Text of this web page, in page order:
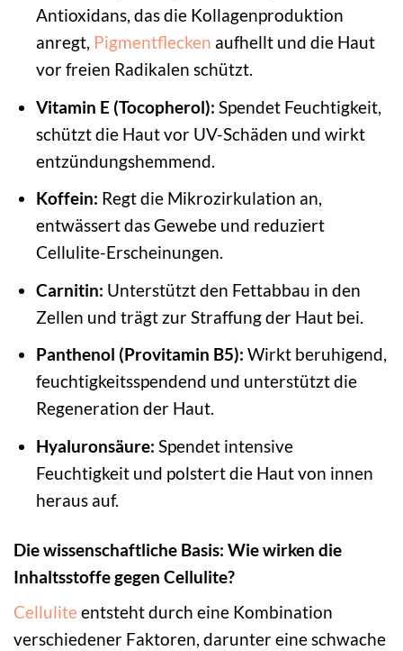
Antioxidans, das die Kollagenproduktion
anregt, Pigmentflecken aufhellt und die Haut
vor freien Radikalen schützt.
Vitamin E (Tocopherol): Spendet Feuchtigkeit,
schützt die Haut vor UV-Schäden und wirkt
entzündungshemmend.
Koffein: Regt die Mikrozirkulation an,
entwässert das Gewebe und reduziert
Cellulite-Erscheinungen.
Carnitin: Unterstützt den Fettabbau in den
Zellen und trägt zur Straffung der Haut bei.
Panthenol (Provitamin B5): Wirkt beruhigend,
feuchtigkeitsspendend und unterstützt die
Regeneration der Haut.
Hyaluronsäure: Spendet intensive
Feuchtigkeit und polstert die Haut von innen
heraus auf.
Die wissenschaftliche Basis: Wie wirken die
Inhaltsstoffe gegen Cellulite?
Celluliteentsteht durch eine Kombination
verschiedener Faktoren, darunter eine schwache